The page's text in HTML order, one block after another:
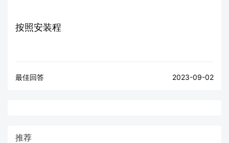
按照安装程
最佳回答 2023-09-02
推荐